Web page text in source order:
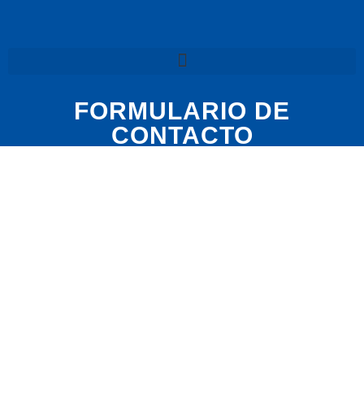
FORMULARIO DE
CONTACTO